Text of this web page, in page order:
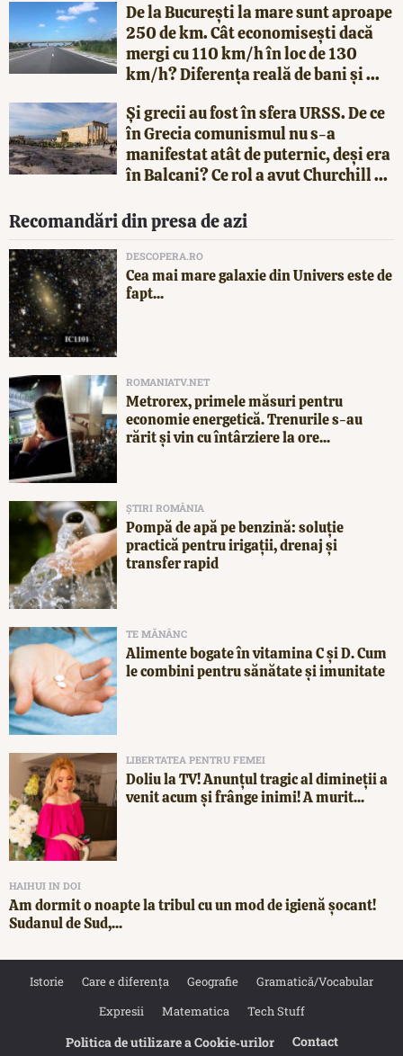
De la București la mare sunt aproape
250 de km. Cât economisești dacă
mergi cu 110 km/h în loc de 130
km/h? Diferența reală de bani și ...
Și grecii au fost în sfera URSS. De ce
în Grecia comunismul nu s-a
manifestat atât de puternic, deși era
în Balcani? Ce rol a avut Churchill ...
Recomandări din presa de azi
DESCOPERA.RO
Cea mai mare galaxie din Univers este de
fapt...
ROMANIATV.NET
Metrorex, primele măsuri pentru
economie energetică. Trenurile s-au
rărit și vin cu întârziere la ore...
ȘTIRI ROMÂNIA
Pompă de apă pe benzină: soluție
practică pentru irigații, drenaj și
transfer rapid
TE MĂNÂNC
Alimente bogate în vitamina C și D. Cum
le combini pentru sănătate și imunitate
LIBERTATEA PENTRU FEMEI
Doliu la TV! Anunțul tragic al dimineții a
venit acum și frânge inimi! A murit...
HAIHUI IN DOI
Am dormit o noapte la tribul cu un mod de igienă șocant!
Sudanul de Sud,...
Istorie Care e diferența Geografie
Gramatică/Vocabular
Expresii
Matematica Tech Stuff
Politica de utilizare a Cookie‐urilor Contact